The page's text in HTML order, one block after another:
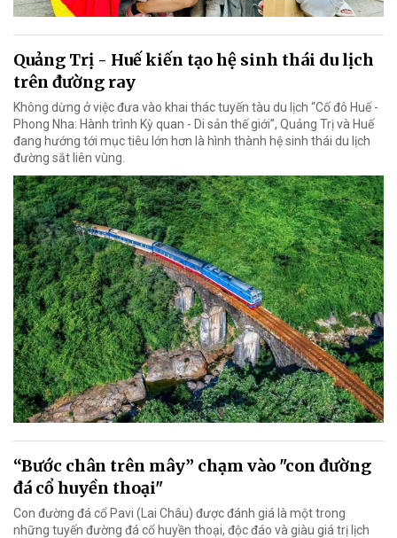
Quảng Trị - Huế kiến tạo hệ sinh thái du lịch
trên đường ray
Không dừng ở việc đưa vào khai thác tuyến tàu du lịch “Cố đô Huế -
Phong Nha: Hành trình Kỳ quan - Di sản thế giới”, Quảng Trị và Huế
đang hướng tới mục tiêu lớn hơn là hình thành hệ sinh thái du lịch
đường sắt liên vùng.
“Bước chân trên mây” chạm vào "con đường
đá cổ huyền thoại"
Con đường đá cổ Pavi (Lai Châu) được đánh giá là một trong
những tuyến đường đá cổ huyền thoại, độc đáo và giàu giá trị lịch